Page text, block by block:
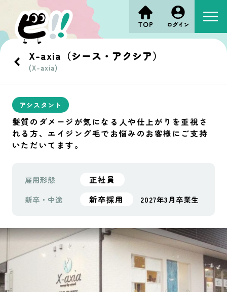
X-axia（シース・アクシア）
(X-axia)
アシスタント
髪質のダメージが気になる人や仕上がりを重視さ
れる方、エイジング毛でお悩みのお客様にご支持
いただいてます。
雇用形態 正社員
新卒・中途 新卒採用 2027年3月卒業生